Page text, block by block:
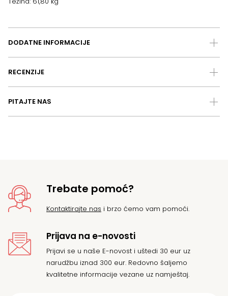
DODATNE INFORMACIJE
RECENZIJE
PITAJTE NAS
Trebate pomoć?
Kontaktirajte nas i brzo ćemo vam pomoći.
Prijava na e-novosti
Prijavi se u naše E-novost i uštedi 30 eur uz
narudžbu iznad 300 eur. Redovno šaljemo
kvalitetne informacije vezane uz namještaj.